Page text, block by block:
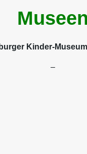
Museen
Kinder-
–